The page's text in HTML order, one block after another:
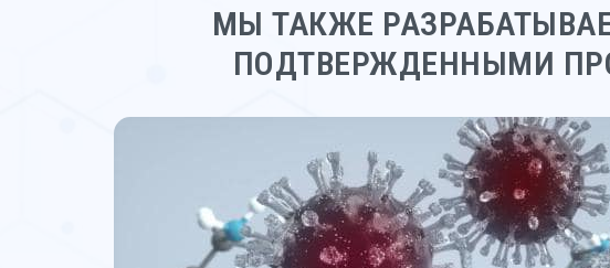
МЫ ТАКЖЕ
ПОДТВЕРЖДЕННЫМИ